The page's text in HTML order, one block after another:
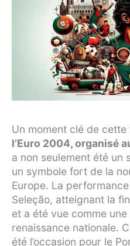
Un moment clé de
l’Euro 2004, organisé
a non seulement été un
un symbole fort de la
Europe. La
Seleção, atteignant la
et a été vue comme
renaissance nationale.
été l’occasion pour le